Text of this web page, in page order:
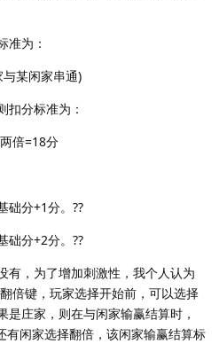
为：
某闲家串通)
分标准为：
两倍=18分
分+1分。??
分+2分。??
，为了增加刺激性，我个人认为
倍键，玩家选择开始前，可以选择
庄家，则在与闲家输赢结算时，
有闲家选择翻倍，该闲家输赢结算标